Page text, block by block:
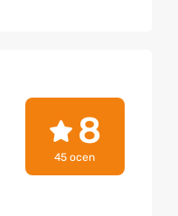
8
45 ocen